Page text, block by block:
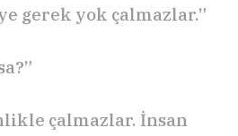
gerek yok çalmazlar.”
çalmazlar. İnsan